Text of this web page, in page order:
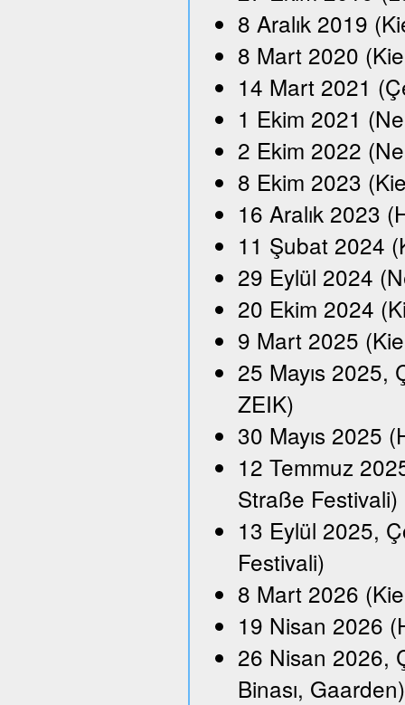
8 Aralık 2019
8 Mart 2020
14 Mart 2021
1 Ekim 2021
2 Ekim 2022
8 Ekim 2023
16 Aralık 2023
11 Şubat 2024
29 Eylül 2024
20 Ekim 2024
9 Mart 2025
25 Mayıs 2025,
ZEIK)
30 Mayıs 2025
12 Temmuz
Straße Festivali)
13 Eylül 2025,
Festivali)
8 Mart 2026
19 Nisan 2026
26 Nisan 2026,
Binası, Gaarden)